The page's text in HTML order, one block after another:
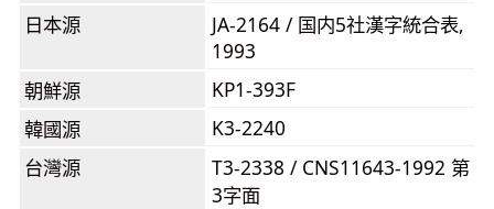
日本源
JA-2164 / 国内5社漢字統合表,
1993
朝鮮源
KP1-393F
韓國源
K3-2240
台灣源
T3-2338 / CNS11643-1992 第
3字面